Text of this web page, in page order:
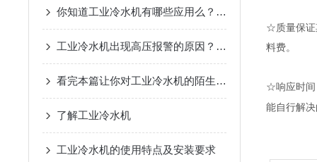
你知道工业冷水机有哪些应用么？看看本篇吧
工业冷水机出现高压报警的原因？如何避免呢？
看完本篇让你对工业冷水机的陌生感一扫而空
了解工业冷水机
工业冷水机的使用特点及安装要求
☆质量保证
料费。
☆响应时间
能自行解